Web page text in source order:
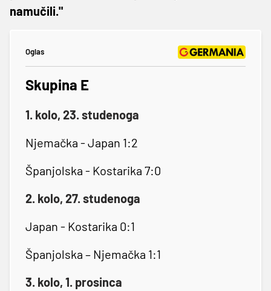
namučili."
Oglas
Skupina E
1. kolo, 23. studenoga
Njemačka - Japan 1:2
Španjolska - Kostarika 7:0
2. kolo, 27. studenoga
Japan - Kostarika 0:1
Španjolska – Njemačka 1:1
3. kolo, 1. prosinca